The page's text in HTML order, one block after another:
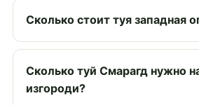
Сколько стоит туя западная
Сколько туй Смарагд нужно
изгороди?